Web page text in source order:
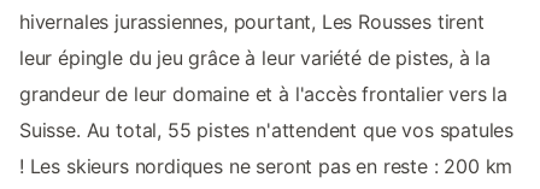
hivernales jurassiennes, pourtant, Les Rousses tirent
leur épingle du jeu grâce à leur variété de pistes, à la
grandeur de leur domaine et à l'accès frontalier vers la
Suisse. Au total, 55 pistes n'attendent que vos spatules
! Les skieurs nordiques ne seront pas en reste : 200 km